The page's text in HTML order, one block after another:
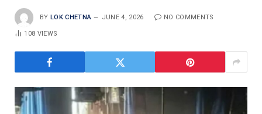
BY LOK CHETNA JUNE 4, 2026 NO COMMENTS
108 VIEWS